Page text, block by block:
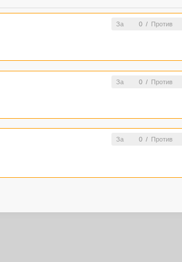
За 0/ Против
За 0/ Против
За 0/ Против